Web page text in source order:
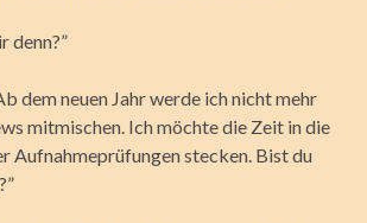
denn?”
dem neuen Jahr werde ich nicht mehr
mitmischen. Ich möchte die Zeit in die
Aufnahmeprüfungen stecken. Bist du